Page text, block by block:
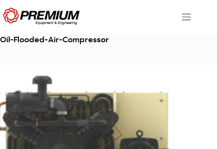
Skip
to
content
Oil-Flooded-Air-Compressor